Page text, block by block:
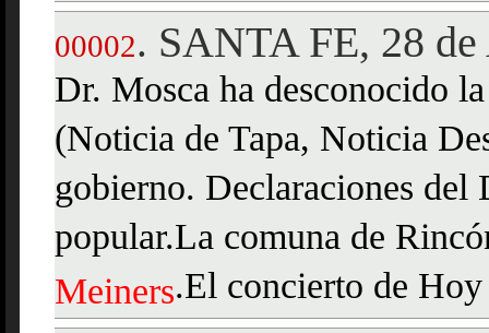
00002. SANTA FE, 28
Dr. Mosca ha desconocido
(Noticia de Tapa, Noticia
gobierno. Declaraciones del
popular.La comuna de
Meiners.El concierto de